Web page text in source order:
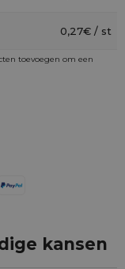
0,27€ / st
toevoegen om een
kansen